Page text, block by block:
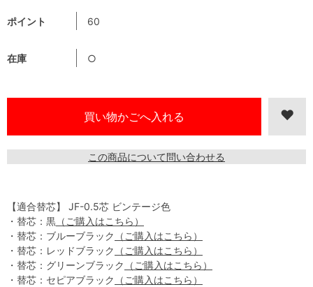
ポイント 60
在庫 ○
この商品について問い合わせる
【適合替芯】 JF-0.5芯 ビンテージ色
・替芯：黒 （ご購入はこちら）
・替芯：ブルーブラック
（ご購入はこちら）
・替芯：レッドブラック
（ご購入はこちら）
・替芯：グリーンブラック
（ご購入はこちら）
・替芯：セピアブラック
（ご購入はこちら）